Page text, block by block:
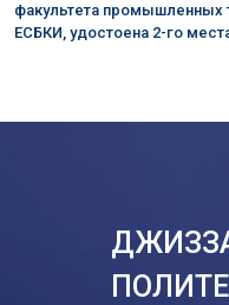
факультета промышленных
ЕСБКИ, удостоена 2-го